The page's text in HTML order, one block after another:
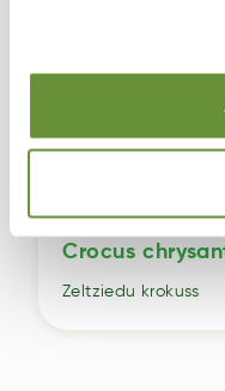
Crocus
Zeltziedu krokuss